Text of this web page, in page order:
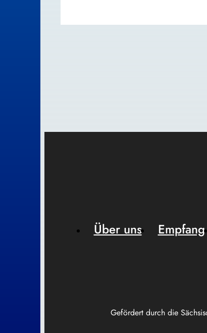
Gefördert durch die
Über uns Empfang